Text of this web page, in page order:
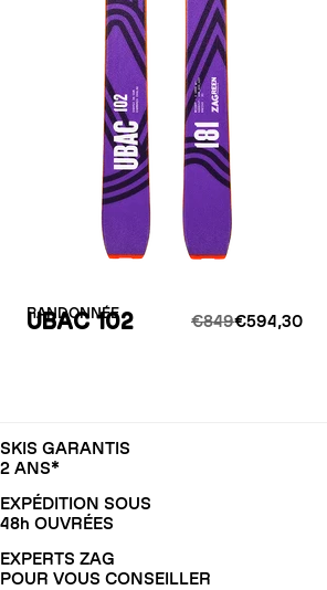
RANDONNÉE
UBAC 102 €849€594,30
SKIS GARANTIS
2 ANS*
EXPÉDITION SOUS
48h OUVRÉES
EXPERTS ZAG
POUR VOUS CONSEILLER